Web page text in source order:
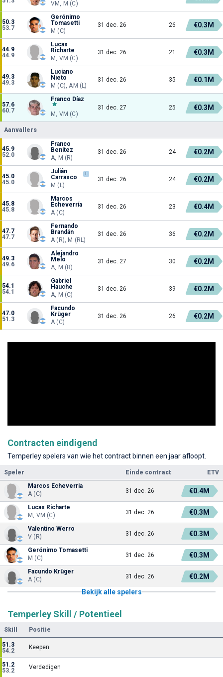
VM, M (C)
50.3
53.7
Gerónimo
Tomasetti
M (C)
31 dec. 26 26 €0.3M
44.9
44.9
Lucas
Richarte
M, VM (C)
31 dec. 26 21 €0.3M
49.3
49.3
Luciano
Nieto
M (C), AM (L)
31 dec. 26 35 €0.1M
57.6
60.7
Franco Díaz
M, VM (C)
31 dec. 27 25 €0.3M
Aanvallers
45.9
52.0
Franco
Benítez
A, M (R)
31 dec. 26 24 €0.2M
45.0
45.0
Julián
Carrasco
L
M (L)
31 dec. 26 24 €0.2M
45.8
45.8
Marcos
Echeverría
A (C)
31 dec. 26 23 €0.4M
47.7
47.7
Fernando
Brandán
A (R), M (RL)
31 dec. 26 36 €0.2M
49.3
49.6
Alejandro
Melo
A, M (R)
31 dec. 27 30 €0.2M
54.1
54.1
Gabriel
Hauche
A, M (C)
31 dec. 26 39 €0.2M
47.0
51.3
Facundo
Krüger
A (C)
31 dec. 26 26 €0.2M
Contracten eindigend
Temperley spelers van wie het contract binnen een jaar afloopt.
Speler Einde contract
ETV
Marcos Echeverría
A (C)
31 dec. 26 €0.4M
Lucas Richarte
M, VM (C)
31 dec. 26 €0.3M
Valentino Werro
V (R)
31 dec. 26 €0.3M
Gerónimo Tomasetti
M (C)
31 dec. 26 €0.3M
Facundo Krüger
A (C)
31 dec. 26
€0.2M
Bekijk alle spelers
Temperley Skill / Potentieel
Skill Positie
51.3
54.2
Keepen
51.2
53.2
Verdedigen